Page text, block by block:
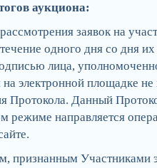
аукциона:
заявок на
одного дня со дня
лица,
на электронной площадке
Протокола. Данный
режиме направляется
признанным Участниками